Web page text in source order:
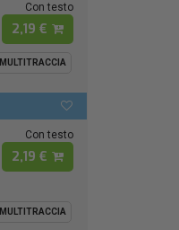
Con testo
2,19 €
MULTITRACCIA
Con testo
2,19 €
MULTITRACCIA